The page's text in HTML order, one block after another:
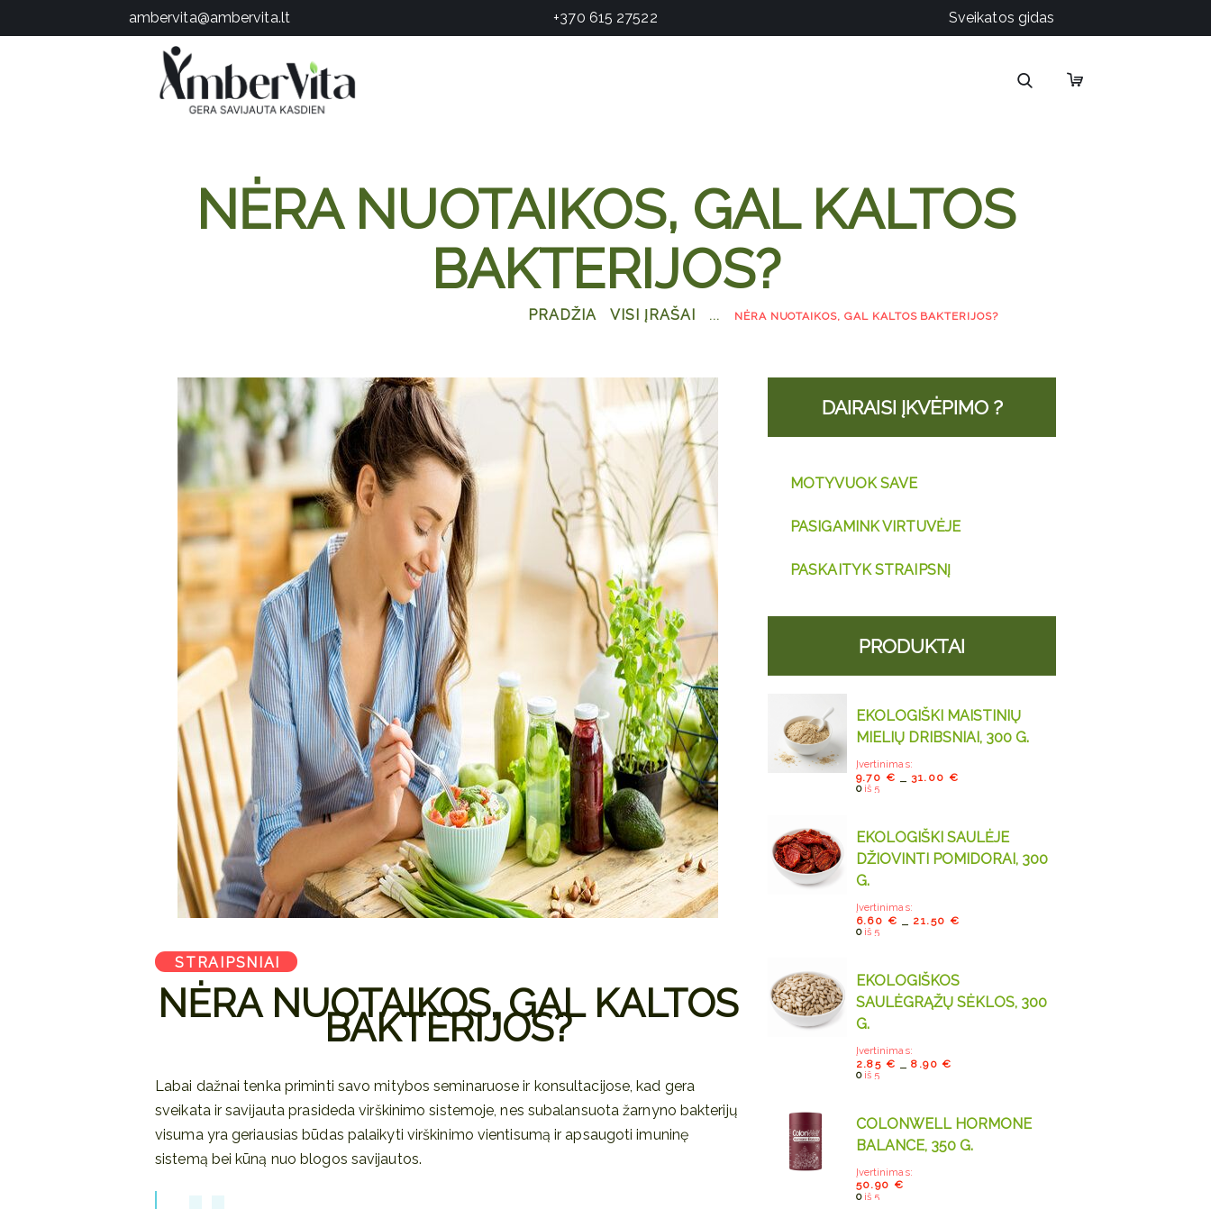
ambervita@ambervita.lt +370 615 27522 Sveikatos gidas
NĖRA NUOTAIKOS, GAL KALTOS
BAKTERIJOS?
PRADŽIA VISI ĮRAŠAI ... NĖRA NUOTAIKOS, GAL KALTOS BAKTERIJOS?
PASLAUGOS
STRAIPSNIAI
NĖRA NUOTAIKOS, GAL KALTOS
BAKTERIJOS?
Labai dažnai tenka priminti savo mitybos seminaruose ir konsultacijose, kad gera
sveikata ir savijauta prasideda virškinimo sistemoje, nes subalansuota žarnyno bakterijų
visuma yra geriausias būdas palaikyti virškinimo vientisumą ir apsaugoti imuninę
sistemą bei kūną nuo blogos savijautos.
DAIRAISI ĮKVĖPIMO ?
MOTYVUOK SAVE
PASIGAMINK VIRTUVĖJE
PASKAITYK STRAIPSNĮ
PRODUKTAI
EKOLOGIŠKI MAISTINIŲ
MIELIŲ DRIBSNIAI, 300 G.
Įvertinimas:
0iš 5
9.70 € –31.00 €
EKOLOGIŠKI SAULĖJE
DŽIOVINTI POMIDORAI, 300
G.
Įvertinimas:
0iš 5
6.60 € – 21.50 €
EKOLOGIŠKOS
SAULĖGRĄŽŲ SĖKLOS, 300
G.
Įvertinimas:
0iš 5
2.85 € –8.90 €
COLONWELL HORMONE
BALANCE, 350 G.
Įvertinimas:
0iš 5
50.90 €